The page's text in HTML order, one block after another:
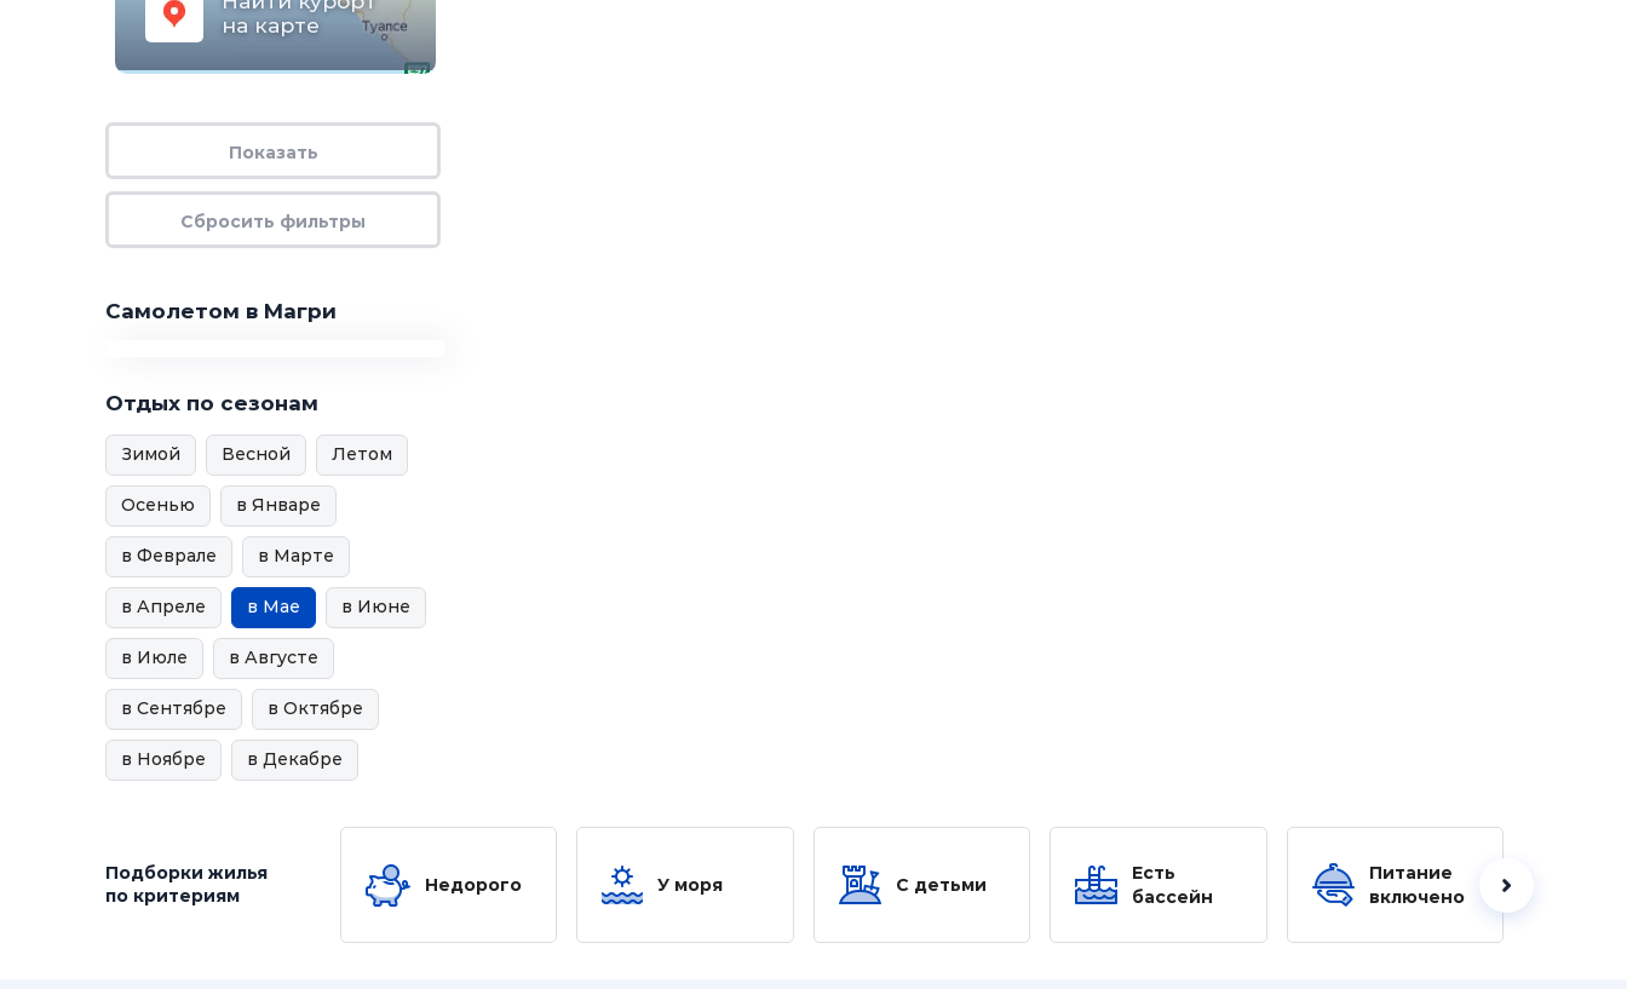
на карте
Самолетом в Магри
Отдых по сезонам
Зимой Весной Летом
Осенью в Январе
в Феврале в Марте
в Апреле в Мае в Июне
в Июле в Августе
в Сентябре в Октябре
в Ноябре в Декабре
Подборки жилья
по критериям
Недорого У моря С детьми
Есть
бассейн
Питание
включено